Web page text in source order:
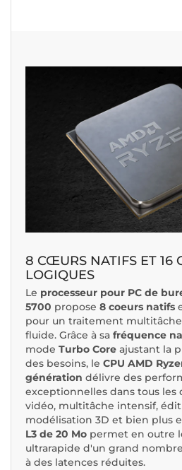
8 CŒURS NATIFS ET 16
LOGIQUES
Le processeur pour PC de
5700 propose 8 coeurs natifs
pour un traitement
fluide. Grâce à sa fréquence
mode Turbo Core ajustant la
des besoins, le CPU AMD
génération délivre des
exceptionnelles dans tous les
vidéo, multitâche intensif,
modélisation 3D et bien plus
L3 de 20 Mo permet en outre
ultrarapide d'un grand
à des latences réduites.